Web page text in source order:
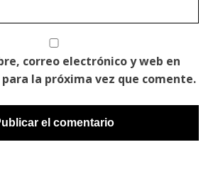
correo electrónico y web en
la próxima vez que comente.